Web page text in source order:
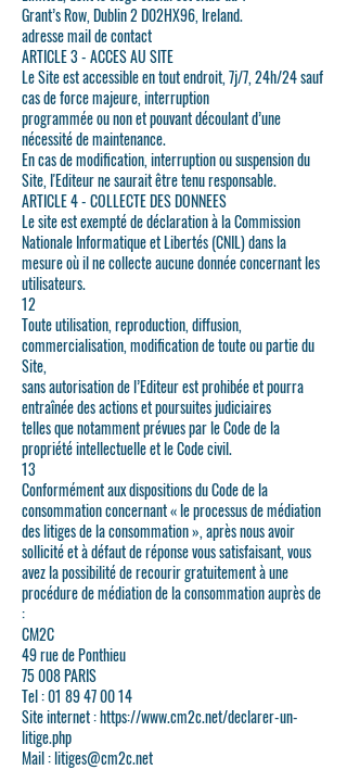
Grant’s Row, Dublin 2 D02HX96, Ireland.
adresse mail de contact
ARTICLE 3 - ACCES AU SITE
Le Site est accessible en tout endroit, 7j/7, 24h/24 sauf
cas de force majeure, interruption
programmée ou non et pouvant découlant d’une
nécessité de maintenance.
En cas de modification, interruption ou suspension du
Site, l'Editeur ne saurait être tenu responsable.
ARTICLE 4 - COLLECTE DES DONNEES
Le site est exempté de déclaration à la Commission
Nationale Informatique et Libertés (CNIL) dans la
mesure où il ne collecte aucune donnée concernant les
utilisateurs.
12
Toute utilisation, reproduction, diffusion,
commercialisation, modification de toute ou partie du
Site,
sans autorisation de l’Editeur est prohibée et pourra
entraînée des actions et poursuites judiciaires
telles que notamment prévues par le Code de la
propriété intellectuelle et le Code civil.
13
Conformément aux dispositions du Code de la
consommation concernant « le processus de médiation
des litiges de la consommation », après nous avoir
sollicité et à défaut de réponse vous satisfaisant, vous
avez la possibilité de recourir gratuitement à une
procédure de médiation de la consommation auprès de
:
CM2C
49 rue de Ponthieu
75 008 PARIS
Tel : 01 89 47 00 14
Site internet : https://www.cm2c.net/declarer-un-
litige.php
Mail : litiges@cm2c.net